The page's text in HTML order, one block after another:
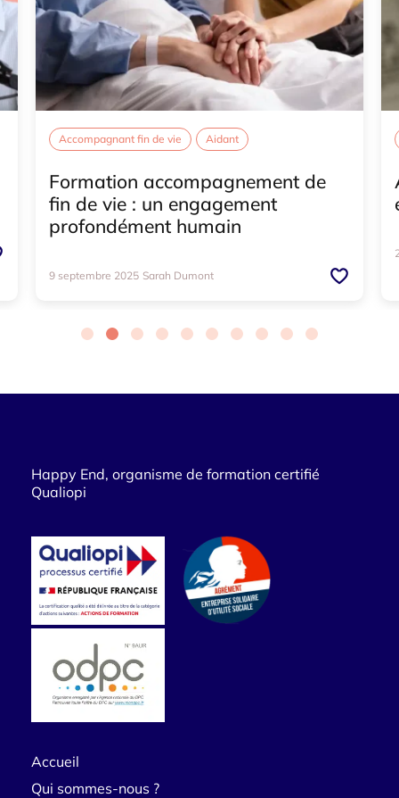
Accompagnant fin de vie Aidant
Fin de vie Soins palliatifs
Formation accompagnement de
fin de vie : un engagement
profondément humain
9 septembre 2025 Sarah Dumont
Happy End, organisme de formation certifié
Qualiopi
Accueil
Qui sommes-nous ?